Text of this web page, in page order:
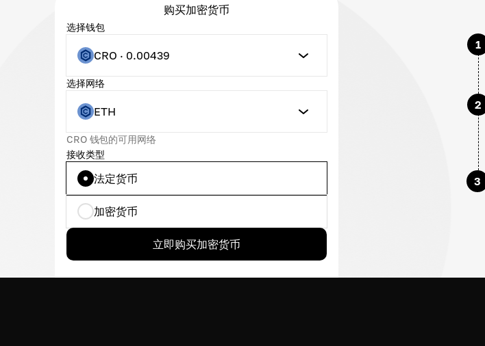
购买加密货币
选择钱包
CRO · 0.00439
选择网络
ETH
CRO 钱包的可用网络
接收类型
法定货币
加密货币
立即购买加密货币
1
2
3